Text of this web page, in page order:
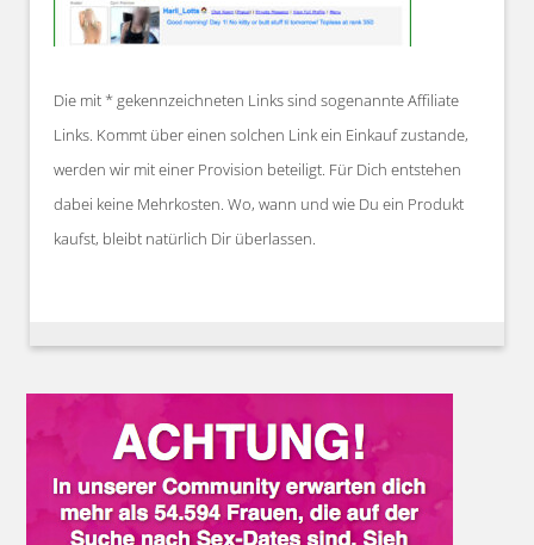
Die mit * gekennzeichneten Links sind sogenannte Affiliate
Links. Kommt über einen solchen Link ein Einkauf zustande,
werden wir mit einer Provision beteiligt. Für Dich entstehen
dabei keine Mehrkosten. Wo, wann und wie Du ein Produkt
kaufst, bleibt natürlich Dir überlassen.